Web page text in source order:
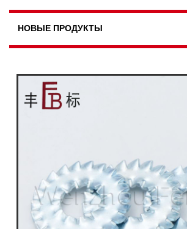
НОВЫЕ ПРОДУКТЫ